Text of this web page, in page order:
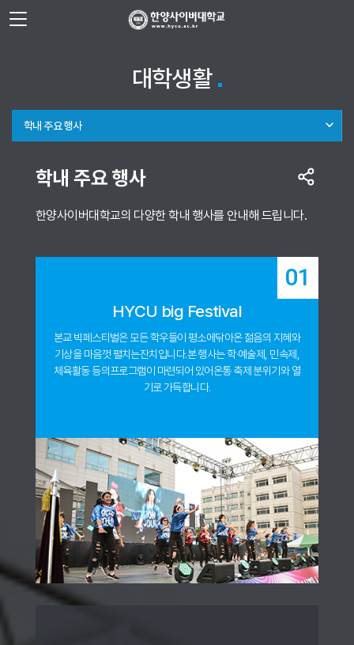
사이트정보 바로가기
대학생활
학내 주요 행사
학내 주요 행사
한양사이버대학교의 다양한 학내 행사를 안내해 드립니다.
01
HYCU big Festival
본교 빅페스티벌은 모든 학우들이 평소에닦아온 젊음의 지혜와
기상을 마음껏 펼치는잔치입니다.본 행사는 학·예술제, 민속제,
체육활동 등의프로그램이 마련되어 있어온통 축제 분위기와 열
기로 가득합니다.